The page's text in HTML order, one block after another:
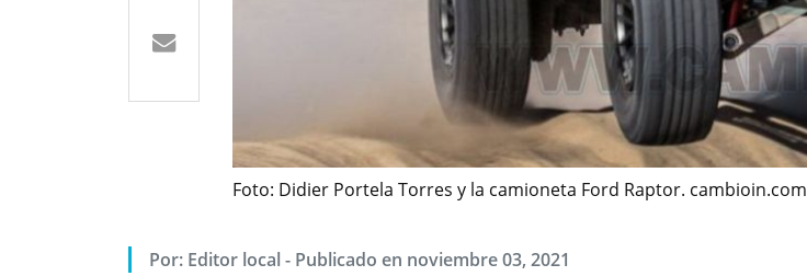
Foto: Didier Portela Torres y la camioneta Ford Raptor. cambioin.com
Por: Editor local - Publicado en noviembre 03, 2021